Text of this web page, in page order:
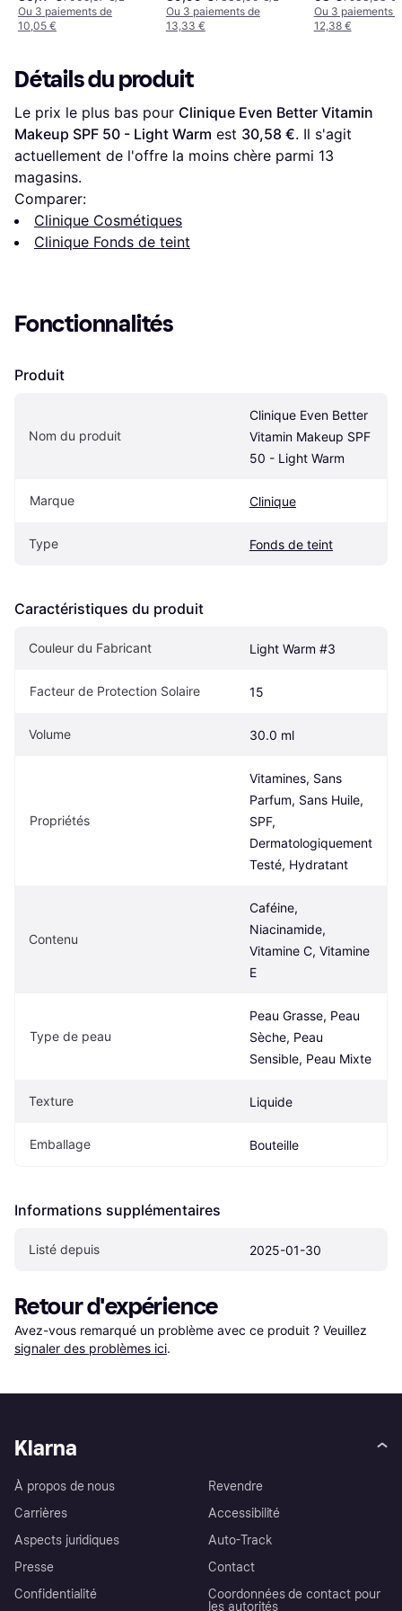
Ou 3 paiements de
10,05 €
Warm
Ou 3 paiements de
13,33 €
Ou 3 paiements
12,38 €
Détails du produit
Le prix le plus bas pour Clinique Even Better Vitamin
Makeup SPF 50 - Light Warm est 30,58 €. Il s'agit
actuellement de l'offre la moins chère parmi 13
magasins.
Comparer:
Clinique Cosmétiques
Clinique Fonds de teint
Fonctionnalités
Produit
Nom du produit
Clinique Even Better
Vitamin Makeup SPF
50 - Light Warm
Marque Clinique
Type Fonds de teint
Caractéristiques du produit
Couleur du Fabricant Light Warm #3
Facteur de Protection Solaire 15
Volume 30.0 ml
Propriétés
Vitamines, Sans
Parfum, Sans Huile,
SPF,
Dermatologiquement
Testé, Hydratant
Contenu
Caféine,
Niacinamide,
Vitamine C, Vitamine
E
Type de peau
Peau Grasse, Peau
Sèche, Peau
Sensible, Peau Mixte
Texture Liquide
Emballage Bouteille
Informations supplémentaires
Listé depuis 2025-01-30
Retour d'expérience
Avez-vous remarqué un problème avec ce produit ? Veuillez
signaler des problèmes ici.
Klarna
À propos de nous
Carrières
Aspects juridiques
Presse
Confidentialité
Revendre
Accessibilité
Auto-Track
Contact
Coordonnées de contact pour
les autorités